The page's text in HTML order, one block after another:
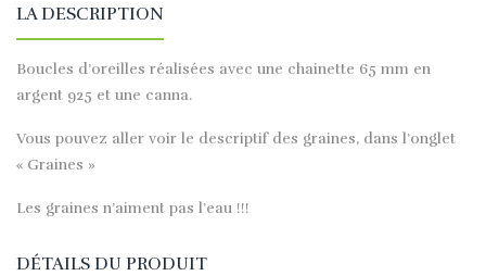
LA DESCRIPTION
Boucles d’oreilles réalisées avec une chainette 65 mm en
argent 925 et une canna.
Vous pouvez aller voir le descriptif des graines, dans l’onglet
« Graines »
Les graines n’aiment pas l’eau !!!
DÉTAILS DU PRODUIT